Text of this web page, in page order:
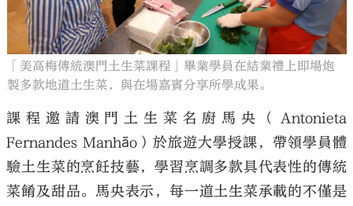
「美高梅傳統澳門土生菜課程」畢業學員在結業禮上即場炮
製多款地道土生菜，與在場嘉賓分享所學成果。
課程邀請澳門土生菜名廚馬央（Antonieta
Fernandes Manhão）於旅遊大學授課，帶領學員體
驗土生菜的烹飪技藝，學習烹調多款具代表性的傳統
菜餚及甜品。馬央表示，每一道土生菜承載的不僅是